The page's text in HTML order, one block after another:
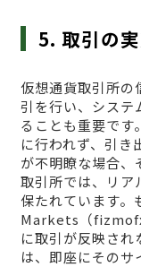
5. 取引の
仮想通貨取引所の
引を行い、システ
ることも重要です
に行われず、引き
が不明瞭な場合、
取引所では、リア
保たれています
Markets（
に取引が反映さ
は、即座にそのサ